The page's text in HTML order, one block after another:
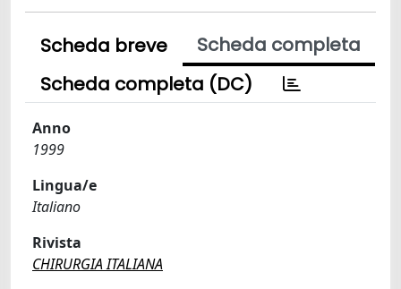
Scheda breve
Scheda completa
Scheda completa (DC)
Anno
1999
Lingua/e
Italiano
Rivista
CHIRURGIA ITALIANA